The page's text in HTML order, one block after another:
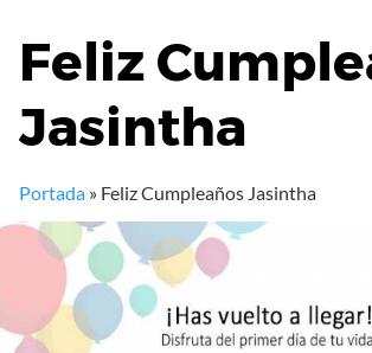
Feliz
Jasintha
Portada » Feliz Cumpleaños Jasintha